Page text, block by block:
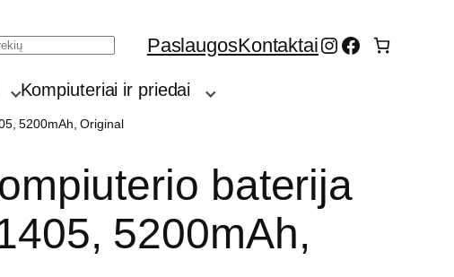
PaslaugosKontaktaiInstagram
Facebook
Kompiuteriai ir priedai
5200mAh, Original
baterija
5200mAh,